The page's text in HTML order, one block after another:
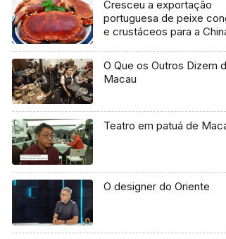
Cresceu a exportação
portuguesa de peixe
e crustáceos para a
O Que os Outros Dizem
Macau
Teatro em patuá de
O designer do Oriente